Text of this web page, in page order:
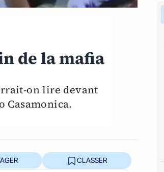
de la mafia
on lire devant
Casamonica.
CLASSER